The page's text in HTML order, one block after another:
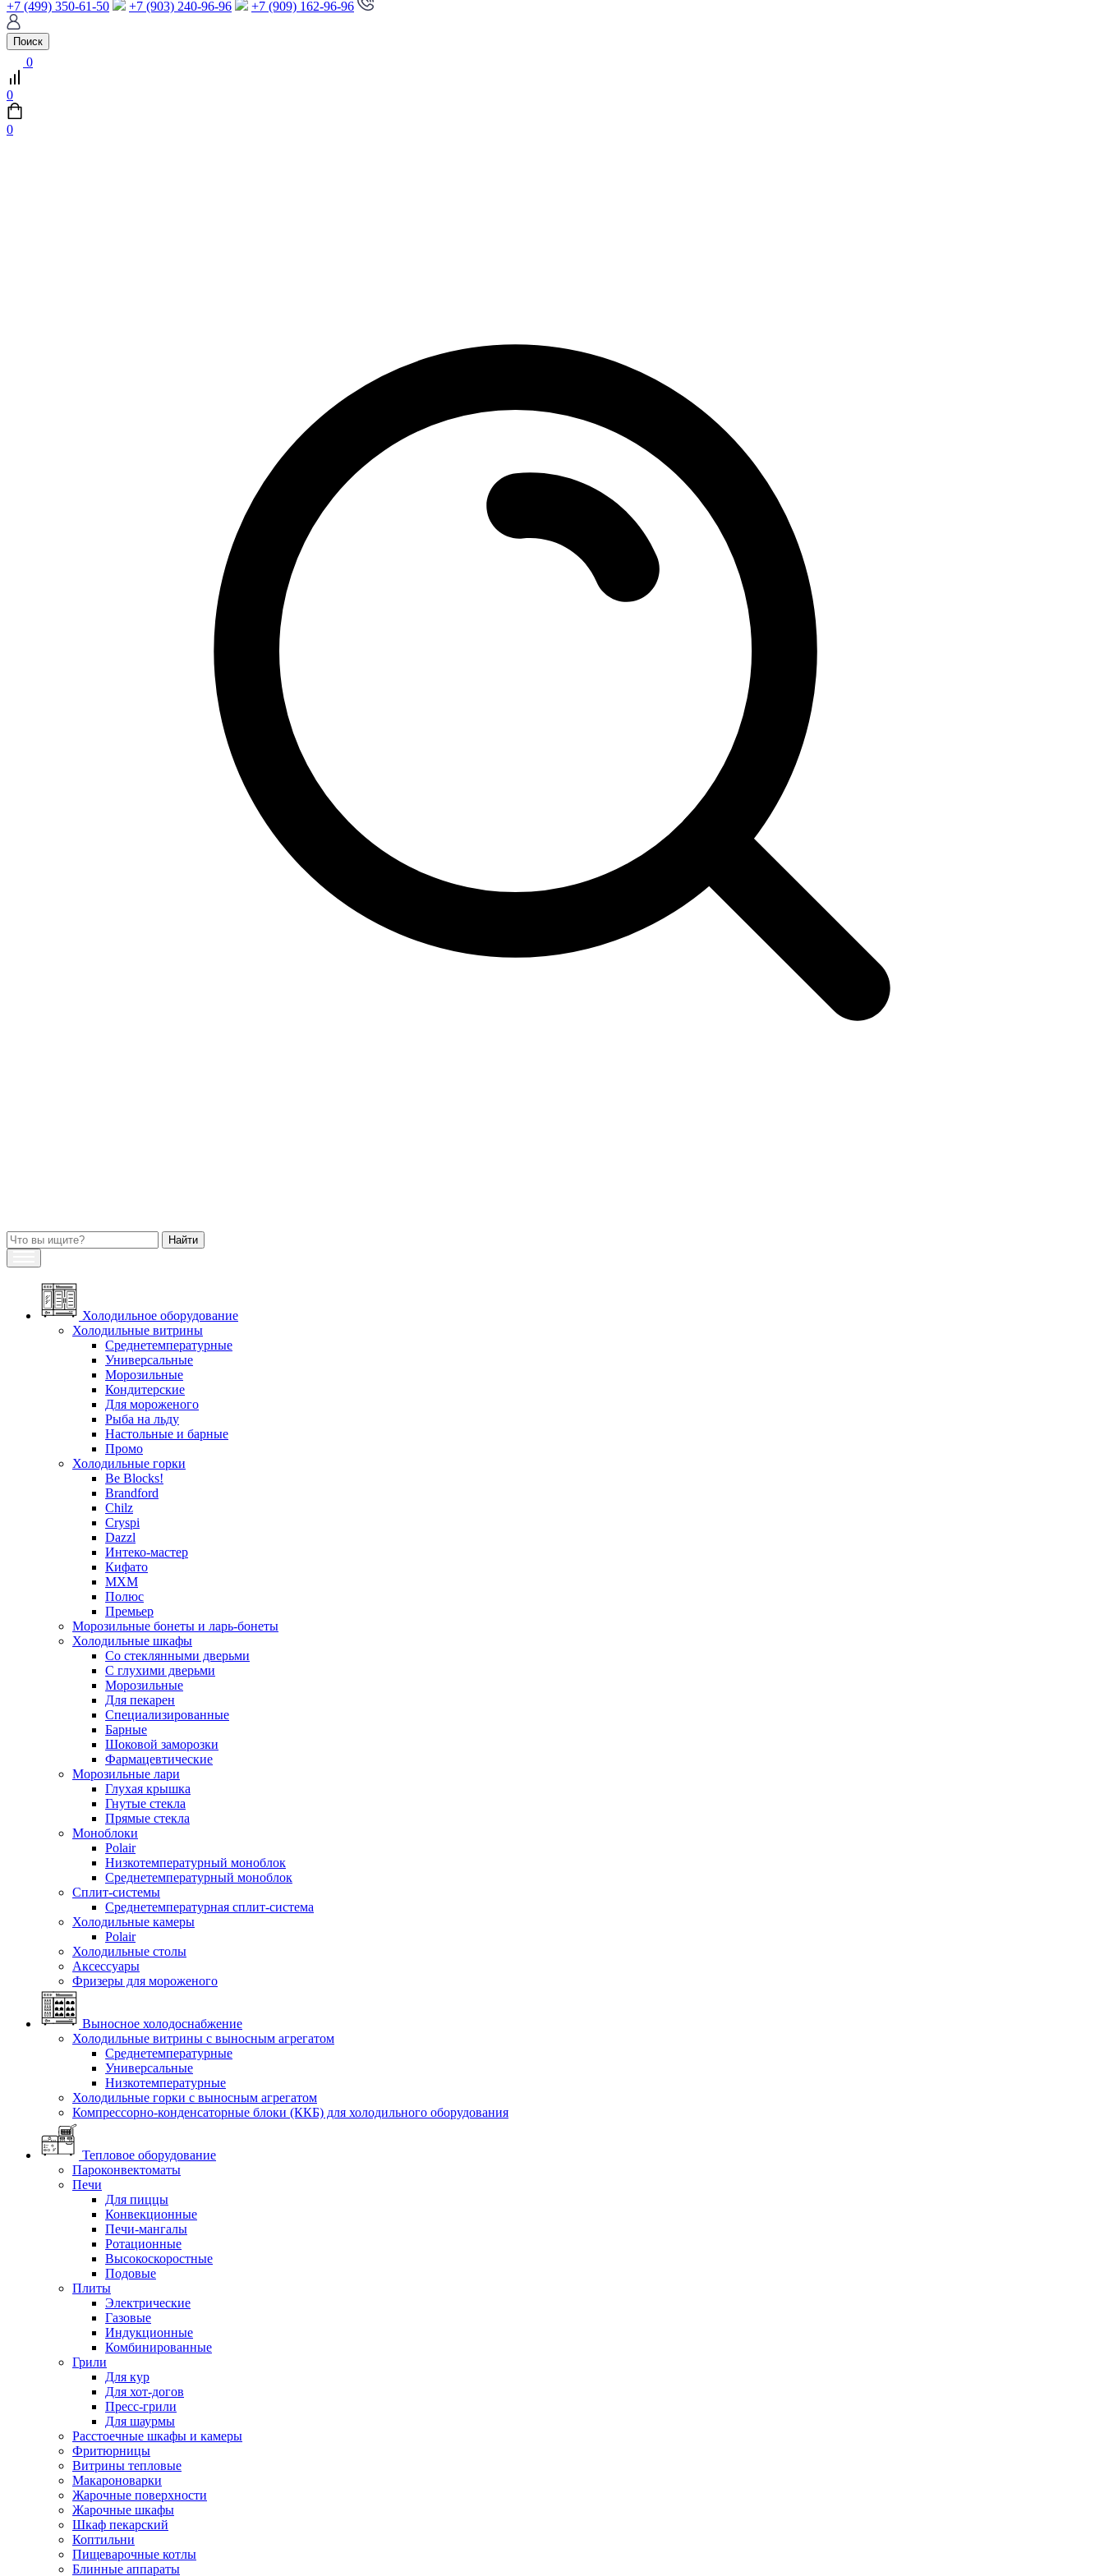
+7 (499) 350-61-50 +7 (903) 240-96-96 +7 (909) 162-96-96
Поиск
0
0
0
Холодильное оборудование
Холодильные витрины
Среднетемпературные
Универсальные
Морозильные
Кондитерские
Для мороженого
Рыба на льду
Настольные и барные
Промо
Холодильные горки
Be Blocks!
Brandford
Chilz
Cryspi
Dazzl
Интеко-мастер
Кифато
МХМ
Полюс
Премьер
Морозильные бонеты и ларь-бонеты
Холодильные шкафы
Со стеклянными дверьми
С глухими дверьми
Морозильные
Для пекарен
Специализированные
Барные
Шоковой заморозки
Фармацевтические
Морозильные лари
Глухая крышка
Гнутые стекла
Прямые стекла
Моноблоки
Polair
Низкотемпературный моноблок
Среднетемпературный моноблок
Сплит-системы
Среднетемпературная сплит-система
Холодильные камеры
Polair
Холодильные столы
Аксессуары
Фризеры для мороженого
Выносное холодоснабжение
Холодильные витрины с выносным агрегатом
Среднетемпературные
Универсальные
Низкотемпературные
Холодильные горки с выносным агрегатом
Компрессорно-конденсаторные блоки (ККБ) для холодильного оборудования
Тепловое оборудование
Пароконвектоматы
Печи
Для пиццы
Конвекционные
Печи-мангалы
Ротационные
Высокоскоростные
Подовые
Плиты
Электрические
Газовые
Индукционные
Комбинированные
Грили
Для кур
Для хот-догов
Пресс-грили
Для шаурмы
Расстоечные шкафы и камеры
Фритюрницы
Витрины тепловые
Макароноварки
Жарочные поверхности
Жарочные шкафы
Шкаф пекарский
Коптильни
Пищеварочные котлы
Блинные аппараты